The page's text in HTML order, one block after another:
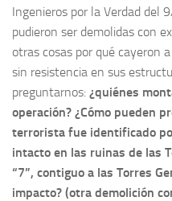
Ingenieros por la Verdad del
pudieron ser demolidas con
otras cosas por qué cayeron
sin resistencia en sus
preguntarnos: ¿quiénes
operación? ¿Cómo pueden
terrorista fue identificado
intacto en las ruinas de las
“7”, contiguo a las Torres
impacto? (otra demolición